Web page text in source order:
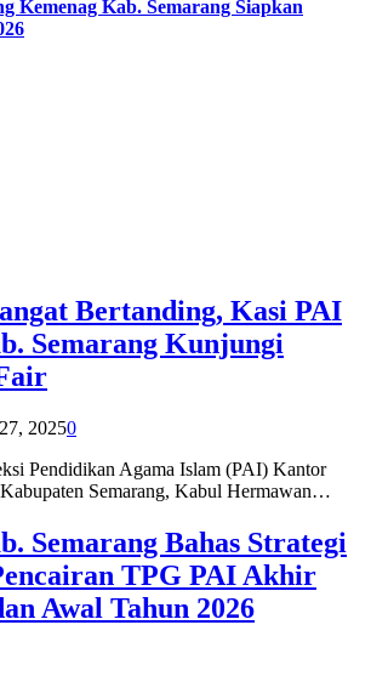
Kemenag Kab. Semarang Siapkan
Bertanding, Kasi PAI
Semarang Kunjungi
20250
Pendidikan Agama Islam (PAI) Kantor
Semarang, Kabul Hermawan…
Semarang Bahas Strategi
TPG PAI Akhir
Awal Tahun 2026